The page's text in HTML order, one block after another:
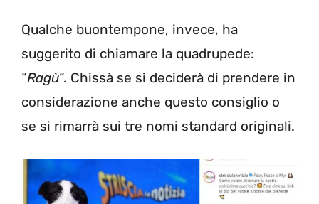
Qualche buontempone, invece, ha
suggerito di chiamare la quadrupede:
“Ragù“. Chissà se si deciderà di prendere in
considerazione anche questo consiglio o
se si rimarrà sui tre nomi standard originali.